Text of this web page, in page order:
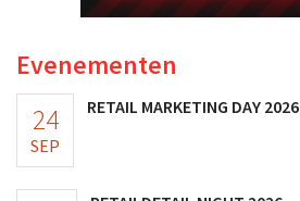
Evenementen
24
SEP
RETAIL MARKETING DAY 2026